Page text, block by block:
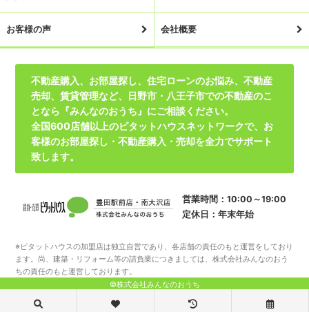
お客様の声 会社概要
不動産購入、お部屋探し、住宅ローンのお悩み、不動産
売却、賃貸管理など、日野市・八王子市での不動産のこ
となら『みんなのおうち』にご相談ください。
全国600店舗以上のピタットハウスネットワークで、お
客様のお部屋探し・不動産購入・売却を全力でサポート
致します。
営業時間：10:00～19:00
定休日：年末年始
※ピタットハウスの加盟店は独立自営であり、各店舗の責任のもと運営をしており
ます。尚、建築・リフォーム等の請負業につきましては、株式会社みんなのおう
ちの責任のもと運営しております。
©株式会社みんなのおうち